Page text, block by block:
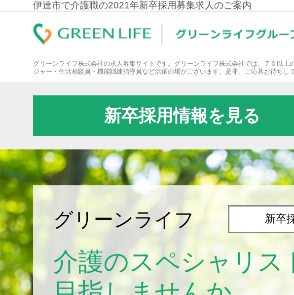
伊達市で介護職の2021年新卒採用募集求人のご案内
グリーンライフ株式会社の求人募集サイトです。グリーンライフ株式会社では、７０以
ジャー・生活相談員・機能訓練指導員など活躍の場がございます。是非、ご応募お待ちし
新卒採用情報を見る
グリーンライフ 新卒
介護のスペシャリス